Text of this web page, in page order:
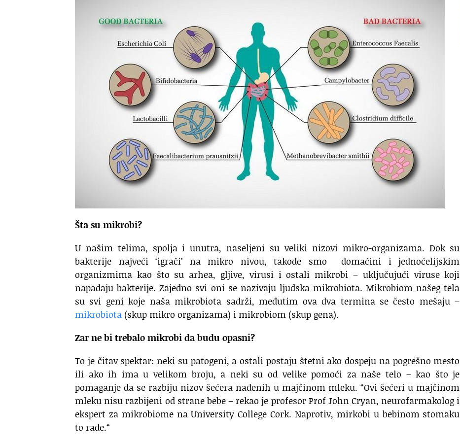
Šta su mikrobi?
U našim telima, spolja i unutra, naseljeni su veliki nizovi mikro-organizama. Dok su
bakterije najveći ‘igrači’ na mikro nivou, takođe smo domaćini i jednoćelijskim
organizmima kao što su arhea, gljive, virusi i ostali mikrobi – uključujući viruse koji
napadaju bakterije. Zajedno svi oni se nazivaju ljudska mikrobiota. Mikrobiom našeg tela
su svi geni koje naša mikrobiota sadrži, međutim ova dva termina se često mešaju –
mikrobiota (skup mikro organizama) i mikrobiom (skup gena).
Zar ne bi trebalo mikrobi da budu opasni?
To je čitav spektar: neki su patogeni, a ostali postaju štetni ako dospeju na pogrešno mesto
ili ako ih ima u velikom broju, a neki su od velike pomoći za naše telo – kao što je
pomaganje da se razbiju nizov šećera nađenih u majčinom mleku. “Ovi šećeri u majčinom
mleku nisu razbijeni od strane bebe – rekao je profesor Prof John Cryan, neurofarmakolog i
ekspert za mikrobiome na University College Cork. Naprotiv, mirkobi u bebinom stomaku
to rade.“